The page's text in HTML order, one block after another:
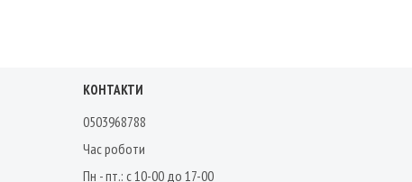
КОНТАКТИ
0503968788
Час роботи
Пн - пт.: с 10-00 до 17-00